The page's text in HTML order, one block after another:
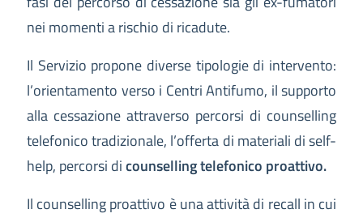
nei momenti a rischio di ricadute.
Il Servizio propone diverse tipologie di intervento:
l’orientamento verso i Centri Antifumo, il supporto
alla cessazione attraverso percorsi di counselling
telefonico tradizionale, l’offerta di materiali di self-
help, percorsi dicounselling telefonico proattivo.
Il counselling proattivo è una attività di recall in cui